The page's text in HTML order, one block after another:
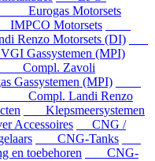
Eurogas Motorsets
Motorsets
Motorsets (DI)
Gassystemen (MPI)
Compl. Zavoli
(MPI)
Compl. Landi Renzo
Klepsmeersystemen
Accessoires
CNG /
CNG-Tanks
toebehoren
CNG-